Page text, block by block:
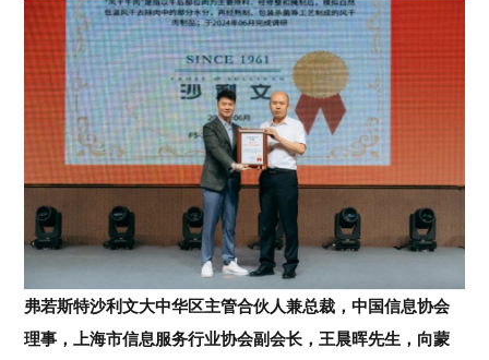
弗若斯特沙利文大中华区主管合伙人兼总裁，中国信息协会
理事，上海市信息服务行业协会副会长，王晨晖先生， 向蒙